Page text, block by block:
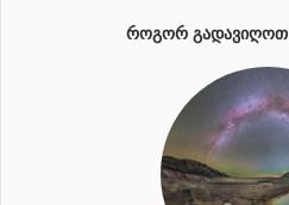
ᲠᲝᲒᲝᲠ ᲒᲐᲓᲐᲕᲘᲦᲝᲗ